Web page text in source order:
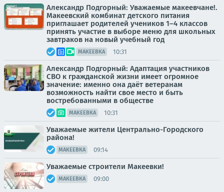
Александр Подгорный: Уважаемые макеевчане!.
Макеевский комбинат детского питания
приглашает родителей учеников 1–4 классов
принять участие в выборе меню для школьных
завтраков на новый учебный год
МАКЕЕВКА 10:31
Александр Подгорный: Адаптация участников
СВО к гражданской жизни имеет огромное
значение: именно она даёт ветеранам
возможность найти свое место и быть
востребованными в обществе
МАКЕЕВКА 10:31
Уважаемые жители Центрально-Городского
района!
МАКЕЕВКА 09:14
Уважаемые строители Макеевки!
МАКЕЕВКА 09:00